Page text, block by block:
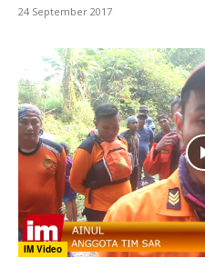
24 September 2017
IM Video